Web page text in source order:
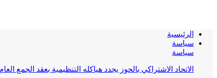
الرئيسية
سياسة
سياسة
الاتحاد الاشتراكي بالحوز يجدد هياكله التنظيمية بعقد الجمع